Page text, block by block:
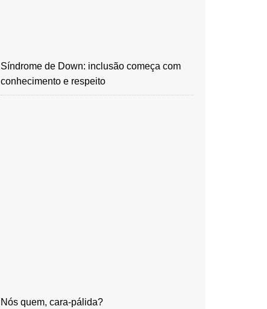
Síndrome de Down: inclusão começa com
conhecimento e respeito
Nós quem, cara-pálida?